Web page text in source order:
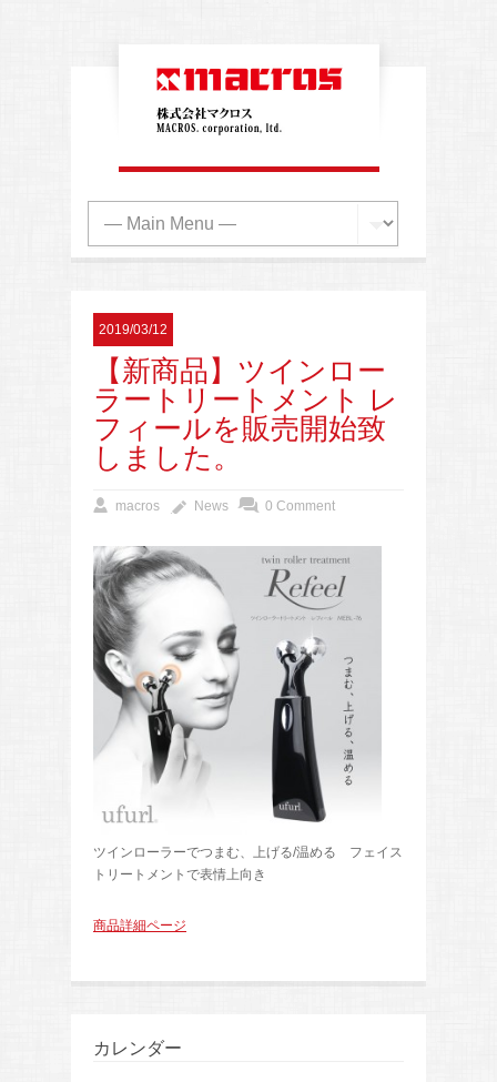
2019/03/12
【新商品】ツインロー
ラートリートメント レ
フィールを販売開始致
しました。
macros News 0 Comment
ツインローラーでつまむ、上げる/温める フェイス
トリートメントで表情上向き
商品詳細ページ
カレンダー